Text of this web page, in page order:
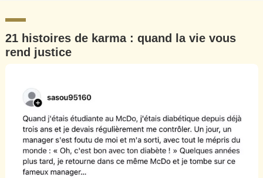
21 histoires de karma : quand la vie vous
rend justice